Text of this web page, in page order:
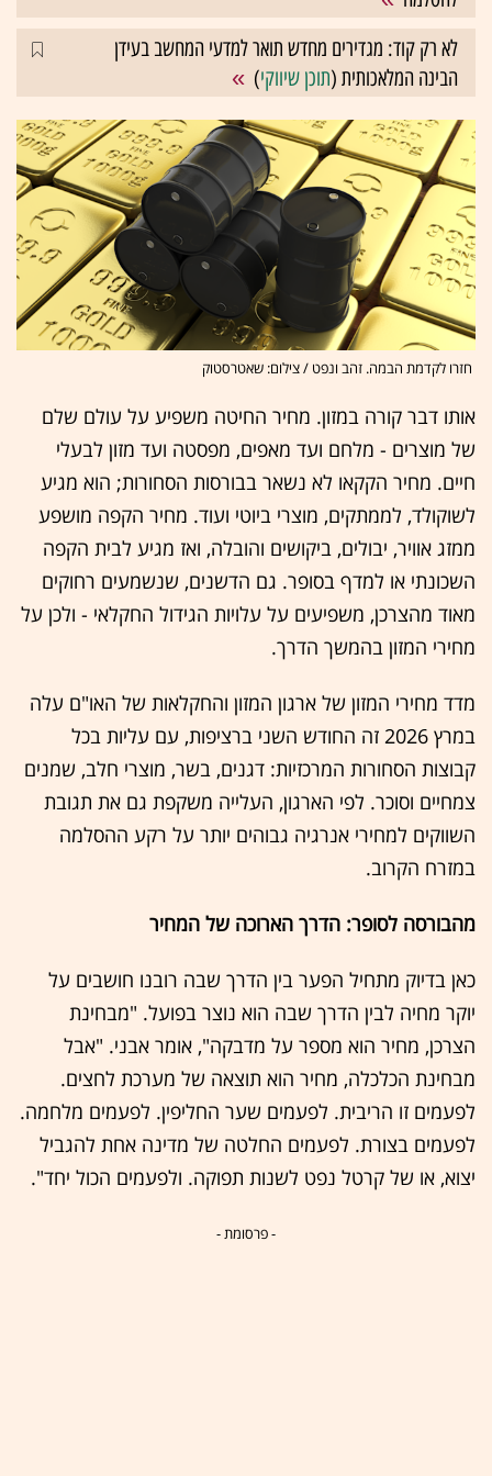
לא רק קוד: מגדירים מחדש תואר למדעי המחשב בעידן
הבינה המלאכותית (תוכן שיווקי)
חזרו לקדמת הבמה. זהב ונפט / צילום: שאטרסטוק
אותו דבר קורה במזון. מחיר החיטה משפיע על עולם שלם
של מוצרים - מלחם ועד מאפים, מפסטה ועד מזון לבעלי
חיים. מחיר הקקאו לא נשאר בבורסות הסחורות; הוא מגיע
לשוקולד, לממתקים, מוצרי ביוטי ועוד. מחיר הקפה מושפע
ממזג אוויר, יבולים, ביקושים והובלה, ואז מגיע לבית הקפה
השכונתי או למדף בסופר. גם הדשנים, שנשמעים רחוקים
מאוד מהצרכן, משפיעים על עלויות הגידול החקלאי - ולכן על
מחירי המזון בהמשך הדרך.
מדד מחירי המזון של ארגון המזון והחקלאות של האו"ם עלה
במרץ 2026 זה החודש השני ברציפות, עם עליות בכל
קבוצות הסחורות המרכזיות: דגנים, בשר, מוצרי חלב, שמנים
צמחיים וסוכר. לפי הארגון, העלייה משקפת גם את תגובת
השווקים למחירי אנרגיה גבוהים יותר על רקע ההסלמה
במזרח הקרוב.
מהבורסה לסופר: הדרך הארוכה של המחיר
כאן בדיוק מתחיל הפער בין הדרך שבה רובנו חושבים על
יוקר מחיה לבין הדרך שבה הוא נוצר בפועל. "מבחינת
הצרכן, מחיר הוא מספר על מדבקה", אומר אבני. "אבל
מבחינת הכלכלה, מחיר הוא תוצאה של מערכת לחצים.
לפעמים זו הריבית. לפעמים שער החליפין. לפעמים מלחמה.
לפעמים בצורת. לפעמים החלטה של מדינה אחת להגביל
יצוא, או של קרטל נפט לשנות תפוקה. ולפעמים הכול יחד".
- פרסומת -